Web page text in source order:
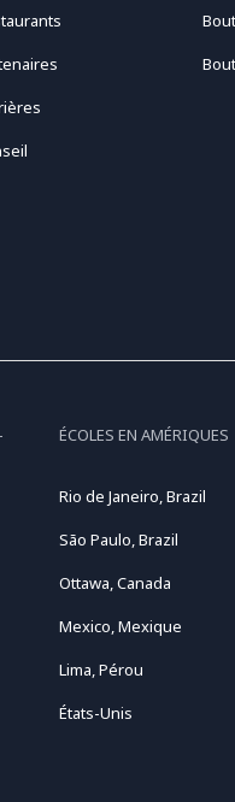
ÉCOLES EN AMÉRIQUES
Rio de Janeiro, Brazil
São Paulo, Brazil
Ottawa, Canada
Mexico, Mexique
Lima, Pérou
États-Unis